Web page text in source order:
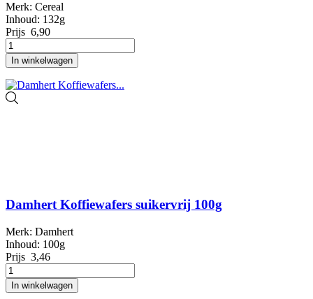
Merk: Cereal
Inhoud: 132g
Prijs 6,90
In winkelwagen
Damhert Koffiewafers suikervrij 100g
Merk: Damhert
Inhoud: 100g
Prijs 3,46
In winkelwagen